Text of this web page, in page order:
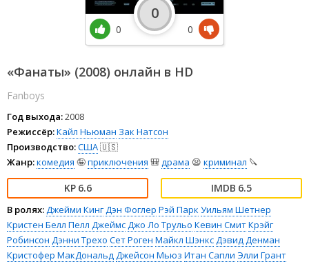
«Фанаты» (2008) онлайн в HD
Fanboys
Год выхода:2008
Режиссёр:Кайл Ньюман Зак Натсон
Производство:США🇺🇸
Жанр:комедия 🤪приключения 🎒драма 😫 криминал 🔪
6.6 6.5
В ролях:Джейми КингДэн Фоглер Рэй Парк Уильям Шетнер
Кристен Белл Пелл ДжеймсДжо Ло Трульо Кевин СмитКрэйг
Робинсон Дэнни Трехо Сет Роген Майкл ШэнксДэвид Денман
Кристофер МакДональдДжейсон Мьюз Итан Сапли Элли Грант
0
0
0